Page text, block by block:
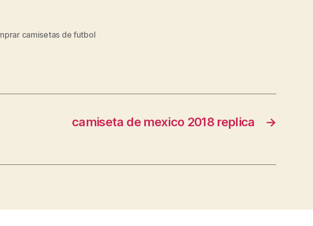
camisetas de futbol
→
camiseta de mexico 2018 replica